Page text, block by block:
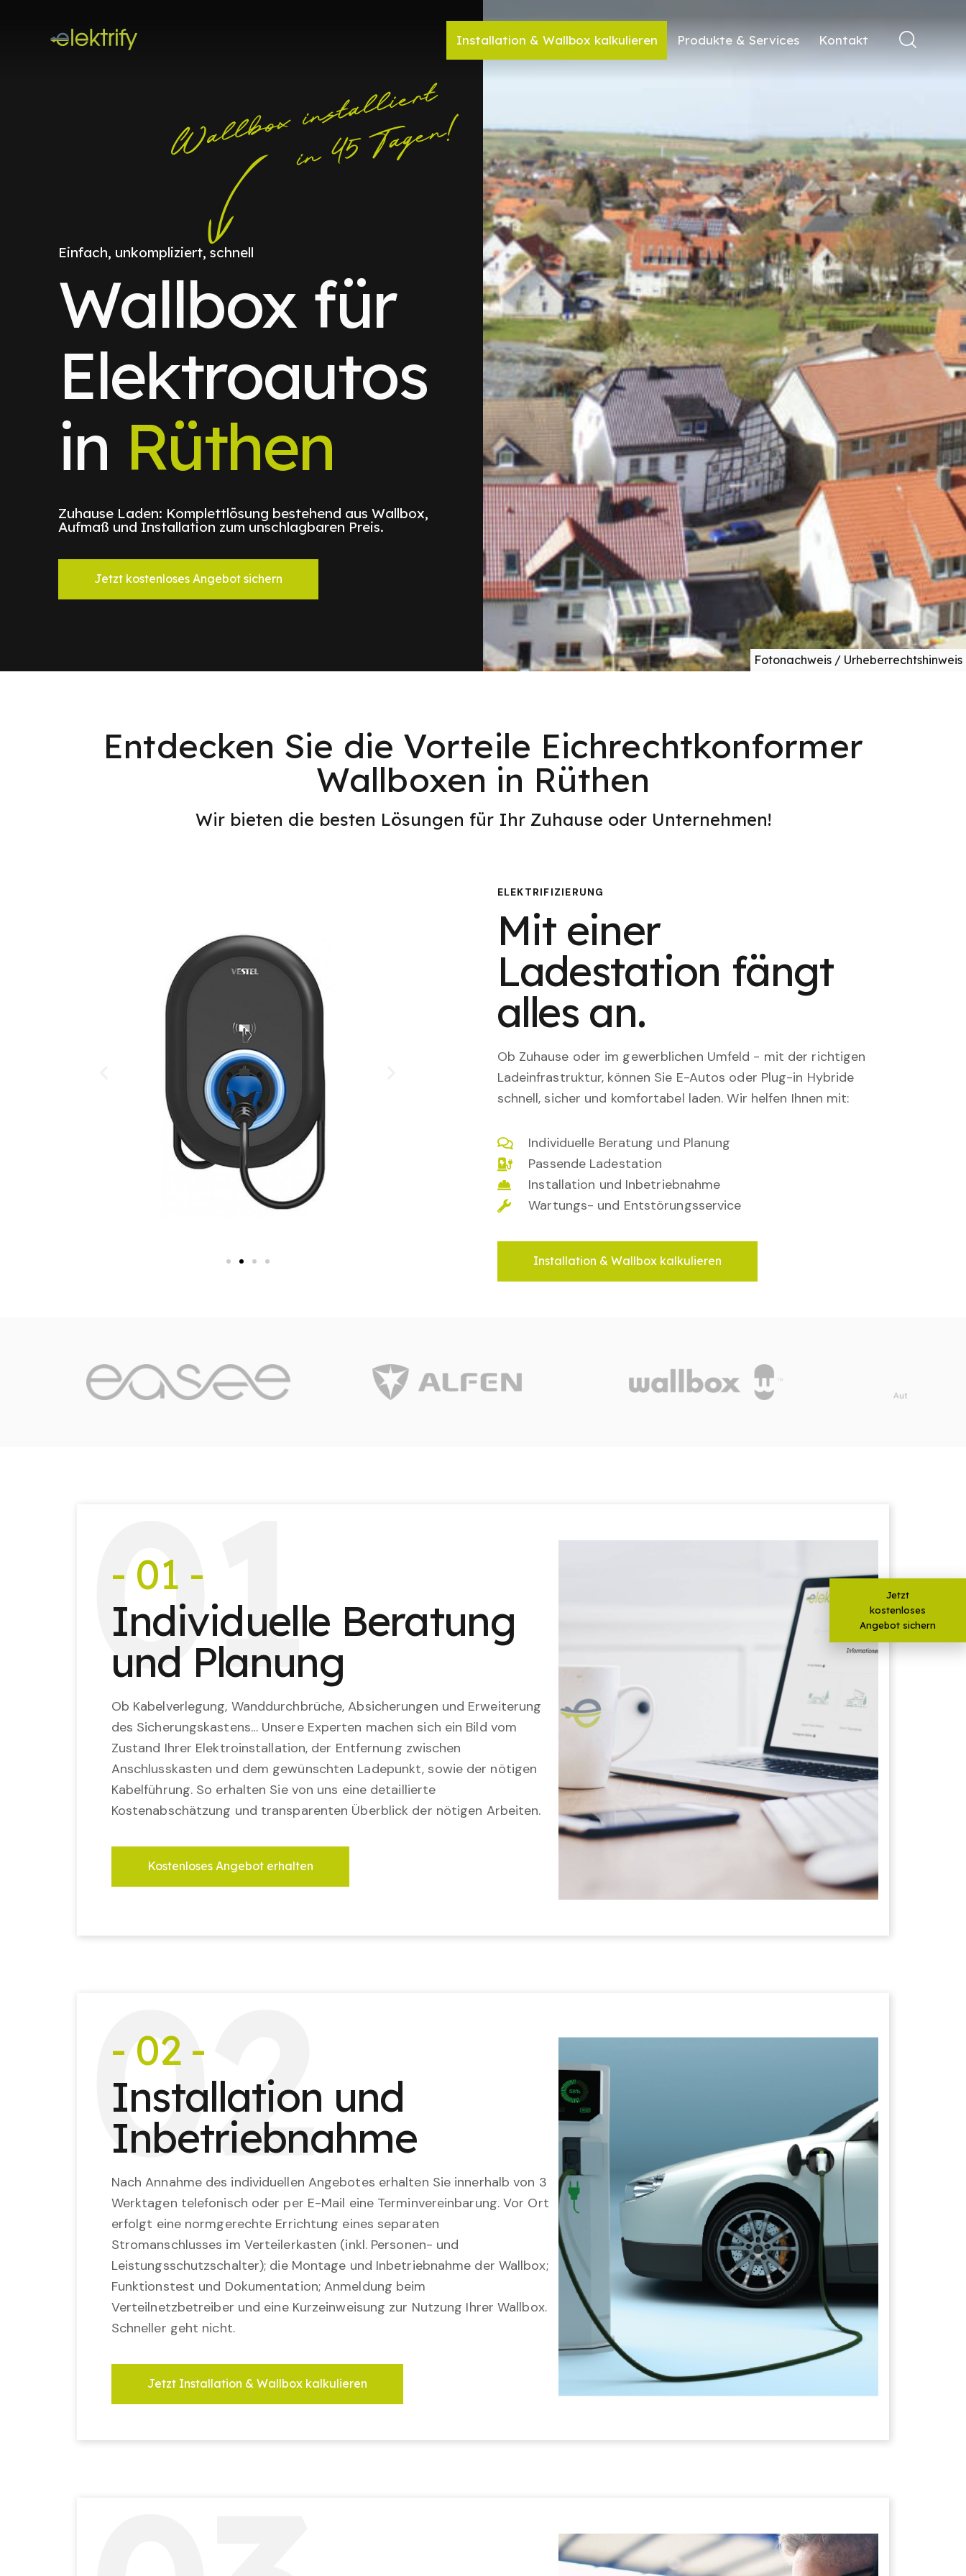
Installation & Wallbox kalkulieren Produkte & Services Kontakt
Einfach, unkompliziert, schnell
Wallbox für
Elektroautos
in Rüthen
Zuhause Laden: Komplettlösung bestehend aus Wallbox,
Aufmaß und Installation zum unschlagbaren Preis.
Jetzt kostenloses Angebot sichern
Fotonachweis / Urheberrechtshinweis
Entdecken Sie die Vorteile Eichrechtkonformer
Wallboxen in Rüthen
Wir bieten die besten Lösungen für Ihr Zuhause oder Unternehmen!
ELEKTRIFIZIERUNG
Mit einer
Ladestation fängt
alles an.
Ob Zuhause oder im gewerblichen Umfeld - mit der richtigen
Ladeinfrastruktur, können Sie E-Autos oder Plug-in Hybride
schnell, sicher und komfortabel laden. Wir helfen Ihnen mit:
Individuelle Beratung und Planung
Passende Ladestation
Installation und Inbetriebnahme
Wartungs- und Entstörungsservice
Installation & Wallbox kalkulieren
01
- 01 -
Individuelle Beratung
und Planung
Ob Kabelverlegung, Wanddurchbrüche, Absicherungen und Erweiterung
des Sicherungskastens… Unsere Experten machen sich ein Bild vom
Zustand Ihrer Elektroinstallation, der Entfernung zwischen
Anschlusskasten und dem gewünschten Ladepunkt, sowie der nötigen
Kabelführung. So erhalten Sie von uns eine detaillierte
Kostenabschätzung und transparenten Überblick der nötigen Arbeiten.
Kostenloses Angebot erhalten
02
- 02 -
Installation und
Inbetriebnahme
Nach Annahme des individuellen Angebotes erhalten Sie innerhalb von 3
Werktagen telefonisch oder per E-Mail eine Terminvereinbarung. Vor Ort
erfolgt eine normgerechte Errichtung eines separaten
Stromanschlusses im Verteilerkasten (inkl. Personen- und
Leistungsschutzschalter); die Montage und Inbetriebnahme der Wallbox;
Funktionstest und Dokumentation; Anmeldung beim
Verteilnetzbetreiber und eine Kurzeinweisung zur Nutzung Ihrer Wallbox.
Schneller geht nicht.
Jetzt Installation & Wallbox kalkulieren
Jetzt
kostenloses
Angebot sichern